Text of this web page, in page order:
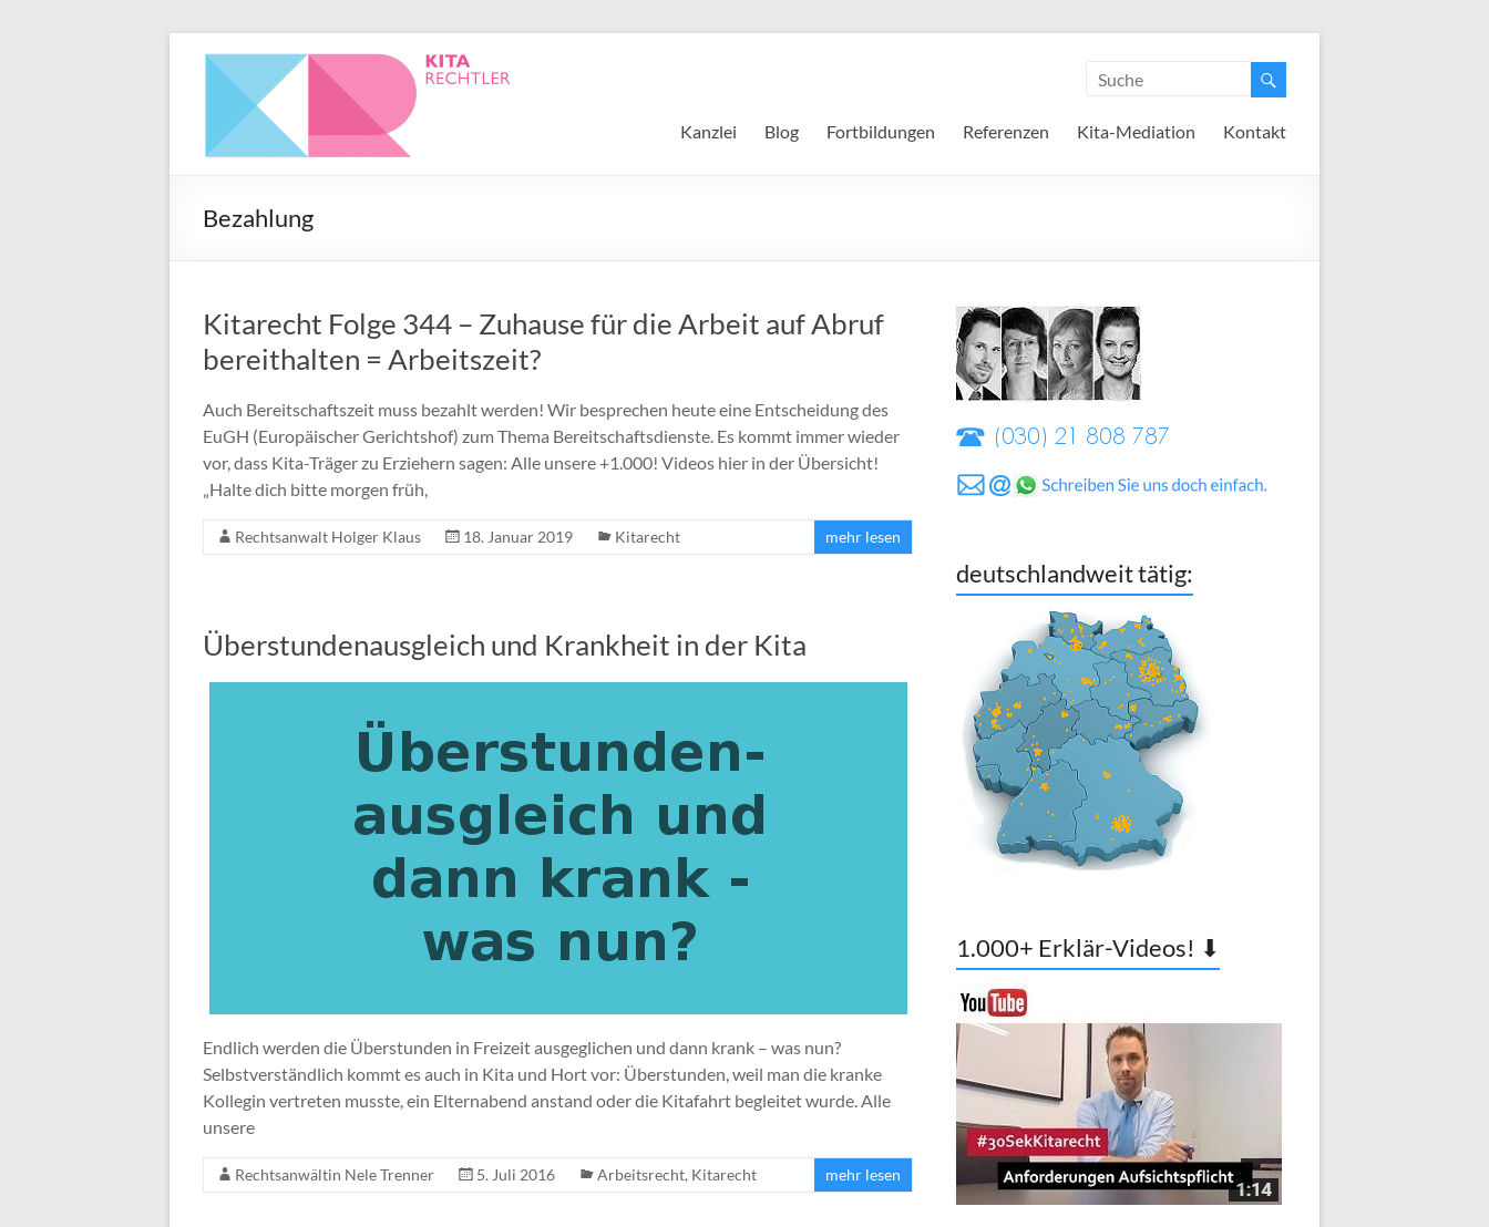
Kanzlei Blog Fortbildungen Referenzen Kita-Mediation Kontakt
Bezahlung
Kitarecht Folge 344 – Zuhause für die Arbeit auf Abruf
bereithalten = Arbeitszeit?
Auch Bereitschaftszeit muss bezahlt werden! Wir besprechen heute eine Entscheidung des
EuGH (Europäischer Gerichtshof) zum Thema Bereitschaftsdienste. Es kommt immer wieder
vor, dass Kita-Träger zu Erziehern sagen: Alle unsere +1.000! Videos hier in der Übersicht!
„Halte dich bitte morgen früh,
Rechtsanwalt Holger Klaus 18. Januar 2019 Kitarecht mehr lesen
Überstundenausgleich und Krankheit in der Kita
Endlich werden die Überstunden in Freizeit ausgeglichen und dann krank – was nun?
Selbstverständlich kommt es auch in Kita und Hort vor: Überstunden, weil man die kranke
Kollegin vertreten musste, ein Elternabend anstand oder die Kitafahrt begleitet wurde. Alle
unsere
Rechtsanwältin Nele Trenner 5. Juli 2016 Arbeitsrecht, Kitarecht mehr lesen
deutschlandweit tätig:
1.000+ Erklär-Videos! ⬇